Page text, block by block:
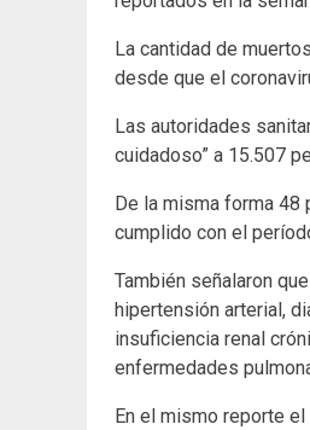
La cantidad de
desde que el
Las autoridades
cuidadoso” a 15.507
De la misma forma
cumplido con el
También señalaron
hipertensión arterial,
insuficiencia renal
enfermedades
En el mismo reporte